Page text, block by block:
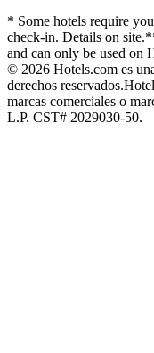
* Some hotels require
check-in. Details on site.
and can only be used on
© 2026 Hotels.com es
derechos reservados.
marcas comerciales o
L.P. CST# 2029030-50.